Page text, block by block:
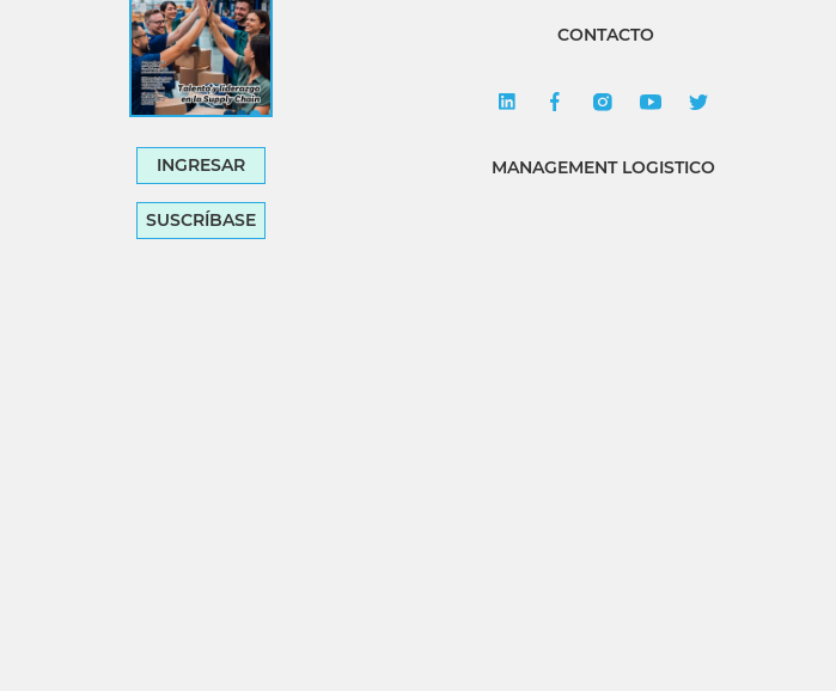
INGRESAR
SUSCRÍBASE
CONTACTO
MANAGEMENT LOGISTICO